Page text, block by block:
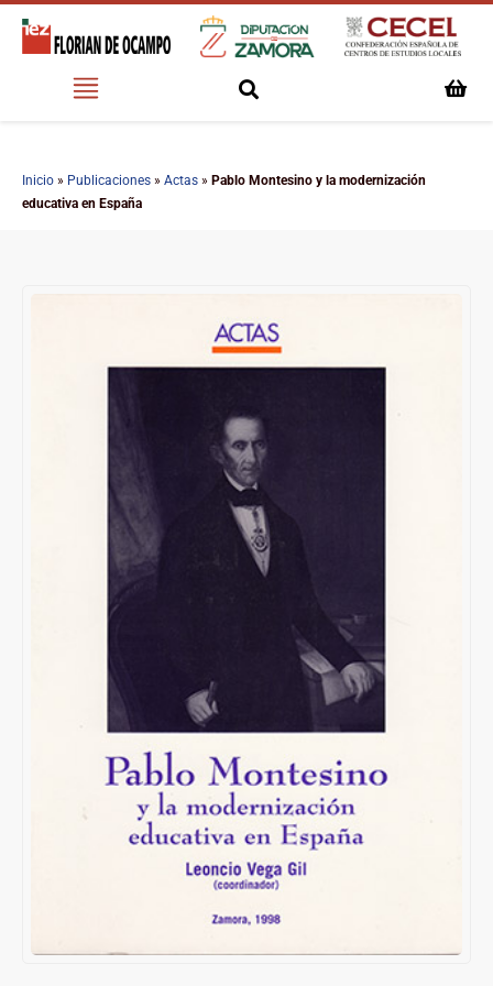
Inicio » Publicaciones » Actas » Pablo Montesino y la modernización
educativa en España